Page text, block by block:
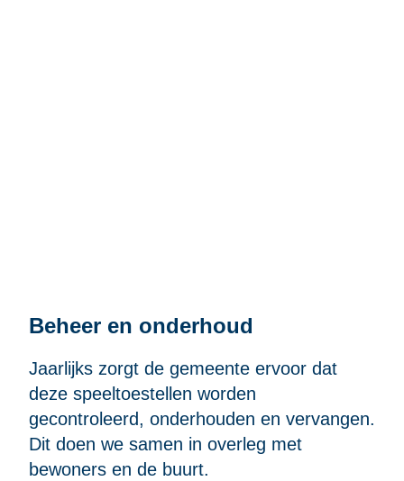
Beheer en onderhoud
Jaarlijks zorgt de gemeente ervoor dat
deze speeltoestellen worden
gecontroleerd, onderhouden en vervangen.
Dit doen we samen in overleg met
bewoners en de buurt.